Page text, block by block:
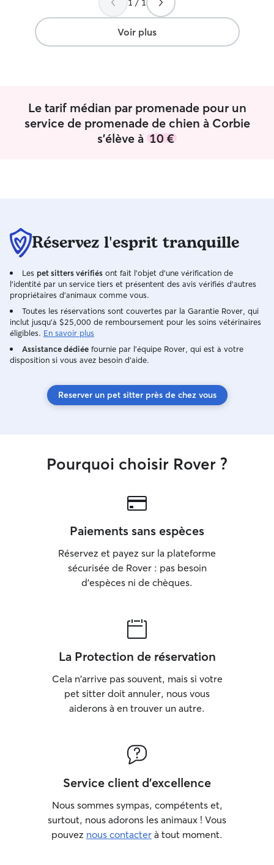
suis extrêmement à l’aise avec eux, ainsi
qu’avec les chats. Je les comprends en
un regard ! Je suis étudiante en
alternance sur Amiens. Je peux
votre animal concernant sa garde et ses
promenades, afin de ne pas brusquer
ses habitudes avec vous. Sportive, je
pour plus
quelques
donc possible
occupé d’une
d’irritation sur un
1 / 1
Voir plus
Le tarif médian par promenade pour un
service de promenade de chien à Corbie
s'élève à 10 €
Réservez l'esprit tranquille
Les pet sitters vérifiés ont fait l'objet d'une vérification de
l'identité par un service tiers et présentent des avis vérifiés d'autres
propriétaires d'animaux comme vous.
Toutes les réservations sont couvertes par la Garantie Rover, qui
inclut jusqu'à $25,000 de remboursement pour les soins vétérinaires
éligibles. En savoir plus
Assistance dédiée fournie par l'équipe Rover, qui est à votre
disposition si vous avez besoin d'aide.
Reserver un pet sitter près de chez vous
Pourquoi choisir Rover ?
Paiements sans espèces
Réservez et payez sur la plateforme
sécurisée de Rover : pas besoin
d'espèces ni de chèques.
La Protection de réservation
Cela n'arrive pas souvent, mais si votre
pet sitter doit annuler, nous vous
aiderons à en trouver un autre.
Service client d'excellence
Nous sommes sympas, compétents et,
surtout, nous adorons les animaux ! Vous
pouvez nous contacter à tout moment.